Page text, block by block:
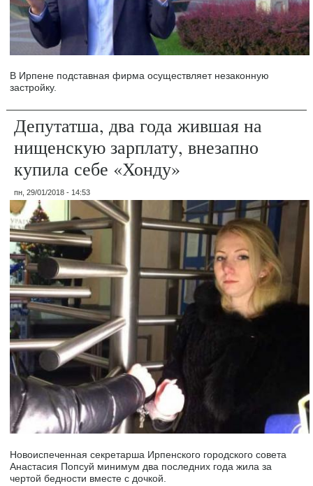
В Ирпене подставная фирма осуществляет незаконную
застройку.
Депутатша, два года жившая на
нищенскую зарплату, внезапно
купила себе «Хонду»
пн, 29/01/2018 - 14:53
Новоиспеченная секретарша Ирпенского городского совета
Анастасия Попсуй минимум два последних года жила за
чертой бедности вместе с дочкой.